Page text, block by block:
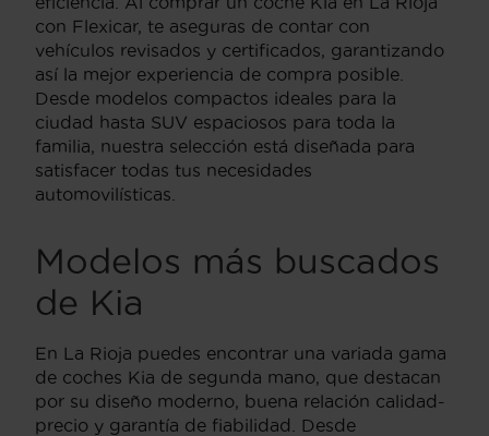
con Flexicar, te aseguras de contar con
vehículos revisados y certificados, garantizando
así la mejor experiencia de compra posible.
Desde modelos compactos ideales para la
ciudad hasta SUV espaciosos para toda la
familia, nuestra selección está diseñada para
satisfacer todas tus necesidades
automovilísticas.
Modelos más buscados
de Kia
En La Rioja puedes encontrar una variada gama
de coches Kia de segunda mano, que destacan
por su diseño moderno, buena relación calidad-
precio y garantía de fiabilidad. Desde